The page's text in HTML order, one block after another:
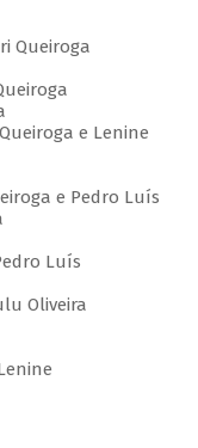
Queiroga
e Lenine
e Pedro Luís
Luís
Oliveira